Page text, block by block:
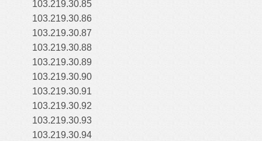
103.219.30.85
103.219.30.86
103.219.30.87
103.219.30.88
103.219.30.89
103.219.30.90
103.219.30.91
103.219.30.92
103.219.30.93
103.219.30.94